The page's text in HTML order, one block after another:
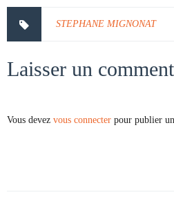
STEPHANE MIGNONAT
Laisser un
Vous devez vous connecter pour publier